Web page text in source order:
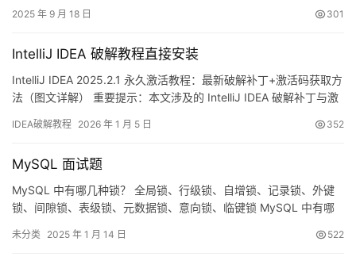
锁到 2099 年，爽翻！ 下面用图文手把手教你搞定最新版
至 32 元/年，戳这里：h…
2025 年 9 月 18 日 301
IntelliJ IDEA 破解教程直接安装
IntelliJ IDEA 2025.2.1 永久激活教程：最新破解补丁+激活码获取方
法（图文详解） 重要提示：本文涉及的 IntelliJ IDEA 破解补丁与激
途。如有侵权问题，请联系作者删除。经济条件允许的情况下，强
破解…
IDEA破解教程 2026 年 1 月 5 日 352
MySQL 面试题
MySQL 中有哪几种锁？ 全局锁、行级锁、自增锁、记录锁、外键
锁、间隙锁、表级锁、元数据锁、意向锁、临键锁 MySQL 中有哪
分区表、外键表、触发器使用的表、存储过程和函数使用的表 简述
未分类 2025 年 1 月 14 日 522